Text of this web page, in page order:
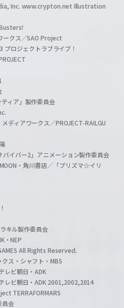
Inc. www.crypton.net Illustration
ークス／SAO Project
ロジェクトラブライブ！
ィア」製作委員会
ディアワークス／PROJECT-RAILGU
イバー2」アニメーション製作委員会
・角川書店／「プリズマ☆イリ
キル製作委員会
・NEP
All Rights Reserved.
ス・シャフト・MBS
レビ朝日・ADK
レビ朝日・ADK 2001,2002,2014
TERRAFORMARS
員会